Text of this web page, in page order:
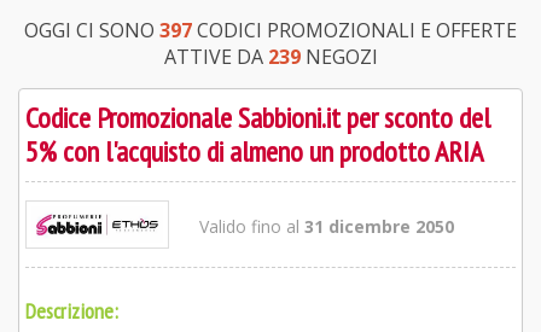
OGGI CI SONO 397CODICI PROMOZIONALI E OFFERTE
ATTIVE DA 239NEGOZI
Codice Promozionale Sabbioni.it per sconto del
5% con l'acquisto di almeno un prodotto ARIA
Valido fino al 31 dicembre 2050
Descrizione: